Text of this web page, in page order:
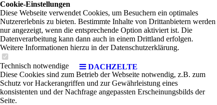
DACHZELTE
Cookie-Einstellungen
Diese Webseite verwendet Cookies, um Besuchern ein optimales
Nutzererlebnis zu bieten. Bestimmte Inhalte von Drittanbietern werden
nur angezeigt, wenn die entsprechende Option aktiviert ist. Die
Datenverarbeitung kann dann auch in einem Drittland erfolgen.
Weitere Informationen hierzu in der Datenschutzerklärung.
Technisch notwendige
Diese Cookies sind zum Betrieb der Webseite notwendig, z.B. zum
Schutz vor Hackerangriffen und zur Gewährleistung eines
konsistenten und der Nachfrage angepassten Erscheinungsbilds der
Seite.